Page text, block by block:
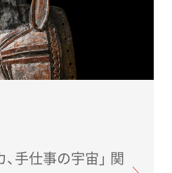
手仕事の宇宙」 関